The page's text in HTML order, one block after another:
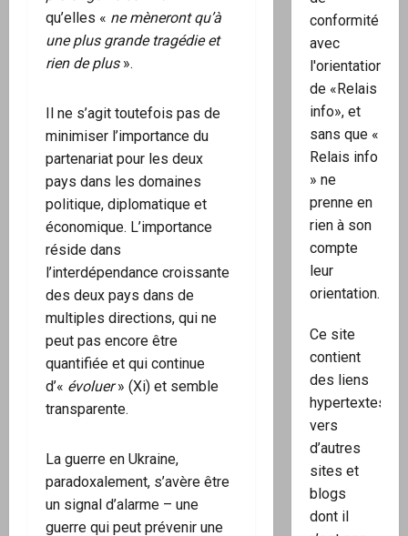
qu’elles « ne mèneront qu’à
une plus grande tragédie et
rien de plus».
Il ne s’agit toutefois pas de
minimiser l’importance du
partenariat pour les deux
pays dans les domaines
politique, diplomatique et
économique. L’importance
réside dans
l’interdépendance croissante
des deux pays dans de
multiples directions, qui ne
peut pas encore être
quantifiée et qui continue
d’« évoluer» (Xi) et semble
transparente.
La guerre en Ukraine,
paradoxalement, s’avère être
un signal d’alarme – une
guerre qui peut prévenir une
conformité
avec
l'orientation
de «Relais
info», et
sans que «
Relais info
» ne
prenne en
rien à son
compte
leur
orientation.
Ce site
contient
des liens
hypertextes
vers
d’autres
sites et
blogs
dont il